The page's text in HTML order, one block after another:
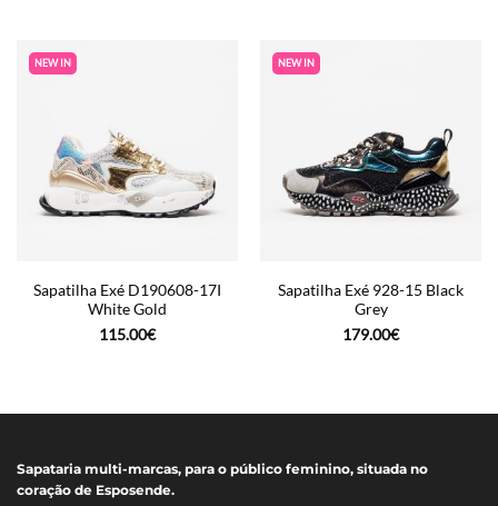
NEW IN
Sapatilha Exé D190608-17I
White Gold
115.00€
NEW IN
Sapatilha Exé 928-15 Black
Grey
179.00€
Sapataria multi-marcas, para o público feminino, situada no
coração de Esposende.